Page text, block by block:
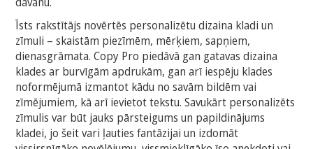
Īsts rakstītājs novērtēs personalizētu dizaina kladi un
zīmuli – skaistām piezīmēm, mērķiem, sapņiem,
dienasgrāmata. Copy Pro piedāvā gan gatavas dizaina
klades ar burvīgām apdrukām, gan arī iespēju klades
noformējumā izmantot kādu no savām bildēm vai
zīmējumiem, kā arī ievietot tekstu. Savukārt personalizēts
zīmulis var būt jauks pārsteigums un papildinājums
kladei, jo šeit vari ļauties fantāzijai un izdomāt